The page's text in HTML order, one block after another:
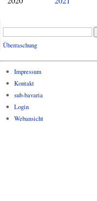
Überraschung
Impressum
Kontakt
sub-bavaria
Login
Webansicht